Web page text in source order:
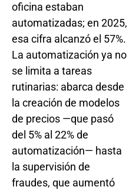
oficina estaban
automatizadas; en 2025,
esa cifra alcanzó el 57%.
La automatización ya no
se limita a tareas
rutinarias: abarca desde
la creación de modelos
de precios —que pasó
del 5% al 22% de
automatización— hasta
la supervisión de
fraudes, que aumentó